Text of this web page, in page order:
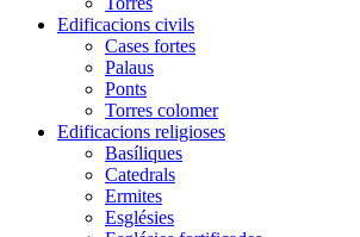
Edificacions civils
Cases fortes
Palaus
Ponts
Torres colomer
Edificacions religioses
Basíliques
Catedrals
Ermites
Esglésies